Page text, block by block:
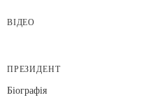
ВІДЕО
ПРЕЗИДЕНТ
Біографія